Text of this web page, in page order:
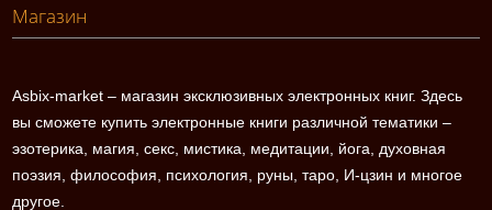
Магазин
Asbix-market – магазин эксклюзивных электронных книг. Здесь
вы сможете купить электронные книги различной тематики –
эзотерика, магия, секс, мистика, медитации, йога, духовная
поэзия, философия, психология, руны, таро, И-цзин и многое
другое.